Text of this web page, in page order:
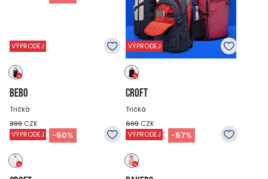
VÝPRODEJ
BEBO
Tričká
399 CZK
199CZK -50%
VÝPRODEJ
CROFT
Tričká
699CZK
299CZK -57%
VÝPRODEJ VÝPRODEJ